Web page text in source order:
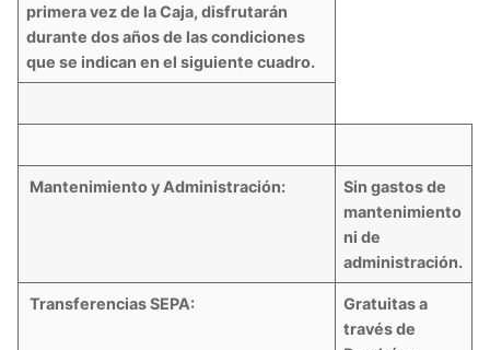
primera vez de la Caja, disfrutarán
durante dos años de las condiciones
que se indican en el siguiente cuadro.
Mantenimiento y Administración:
Sin gastos de
mantenimiento
ni de
administración.
Transferencias SEPA:
Gratuitas a
través de